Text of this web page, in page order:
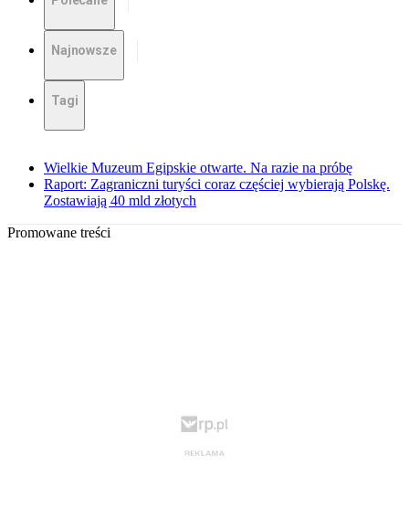
Najnowsze
Tagi
Wielkie Muzeum Egipskie otwarte. Na razie na próbę
Raport: Zagraniczni turyści coraz częściej wybierają Polskę.
Zostawiają 40 mld złotych
Promowane treści